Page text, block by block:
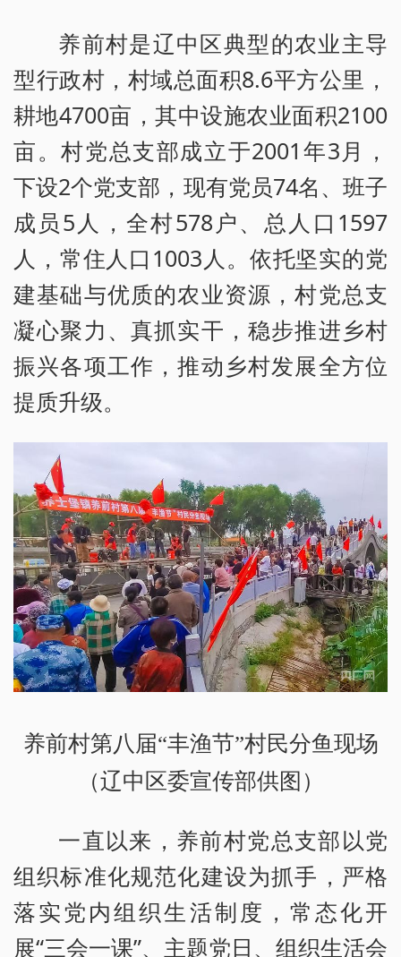
养前村是辽中区典型的农业主导
型行政村，村域总面积8.6平方公里，
耕地4700亩，其中设施农业面积2100
亩。村党总支部成立于2001年3月，
下设2个党支部，现有党员74名、班子
成员5人，全村578户、总人口1597
人，常住人口1003人。依托坚实的党
建基础与优质的农业资源，村党总支
凝心聚力、真抓实干，稳步推进乡村
振兴各项工作，推动乡村发展全方位
提质升级。
养前村第八届“丰渔节”村民分鱼现场
（辽中区委宣传部供图）
一直以来，养前村党总支部以党
组织标准化规范化建设为抓手，严格
落实党内组织生活制度，常态化开
展“三会一课”、主题党日、组织生活会